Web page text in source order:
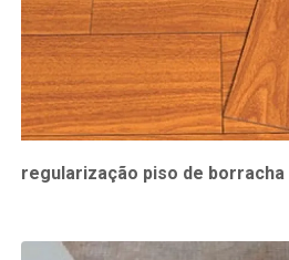
regularização piso de borracha